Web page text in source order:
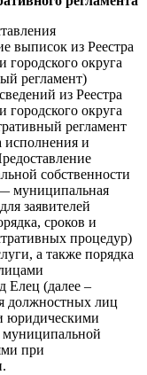
выписок из Реестра
городского округа
регламент)
из Реестра
городского округа
регламент
исполнения и
собственности
муниципальная
заявителей
сроков и
процедур)
а также порядка
Елец (далее –
должностных лиц
юридическими
при